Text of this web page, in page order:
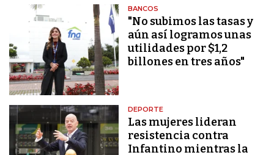
BANCOS
"No subimos las tasas y
aún así logramos unas
utilidades por $1,2
billones en tres años"
DEPORTE
Las mujeres lideran
resistencia contra
Infantino mientras la